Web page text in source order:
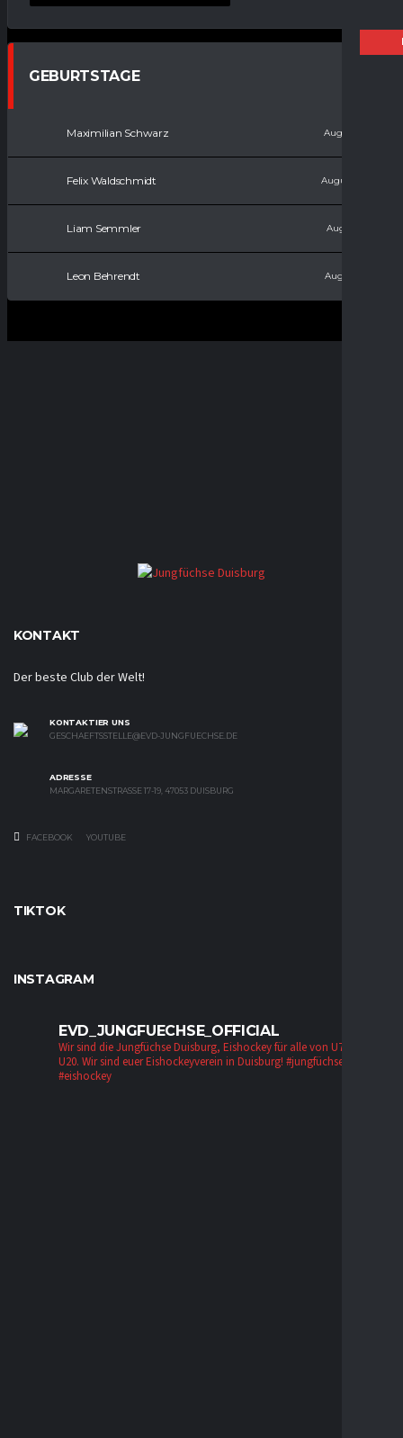
GEBURTSTAGE
Maximilian Schwarz August 7, 2007
Felix Waldschmidt August 11, 2008
Liam Semmler August 9, 2011
Leon Behrendt August 9, 2017
KONTAKT
Der beste Club der Welt!
KONTAKTIER UNS
GESCHAEFTSSTELLE@EVD-JUNGFUECHSE.DE
ADRESSE
MARGARETENSTRASSE 17-19, 47053 DUISBURG
FACEBOOK YOUTUBE
TIKTOK
INSTAGRAM
EVD_JUNGFUECHSE_OFFICIAL
Wir sind die Jungfüchse Duisburg, Eishockey für alle von U7 bis zur
U20. Wir sind euer Eishockeyverein in Duisburg! #jungfüchse #evd
#eishockey